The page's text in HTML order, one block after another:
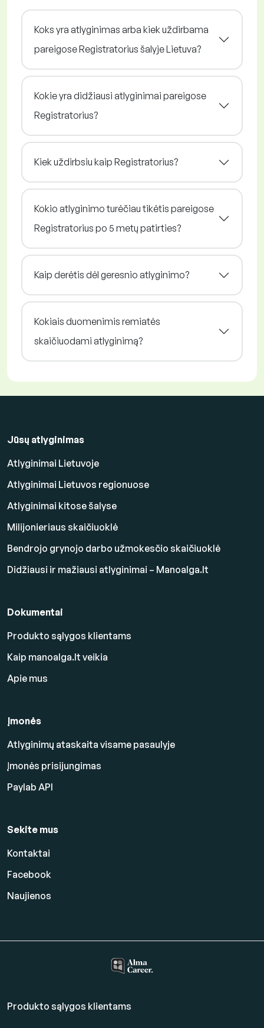
Koks yra atlyginimas arba kiek uždirbama
pareigose Registratorius šalyje Lietuva?
Kokie yra didžiausi atlyginimai pareigose
Registratorius?
Kiek uždirbsiu kaip Registratorius?
Kokio atlyginimo turėčiau tikėtis pareigose
Registratorius po 5 metų patirties?
Kaip derėtis dėl geresnio atlyginimo?
Kokiais duomenimis remiatės
skaičiuodami atlyginimą?
Jūsų atlyginimas
Atlyginimai Lietuvoje
Atlyginimai Lietuvos regionuose
Atlyginimai kitose šalyse
Milijonieriaus skaičiuoklė
Bendrojo grynojo darbo užmokesčio skaičiuoklė
Didžiausi ir mažiausi atlyginimai – Manoalga.lt
Dokumentai
Produkto sąlygos klientams
Kaip manoalga.lt veikia
Apie mus
Įmonės
Atlyginimų ataskaita visame pasaulyje
Įmonės prisijungimas
Paylab API
Sekite mus
Kontaktai
Facebook
Naujienos
Produkto sąlygos klientams